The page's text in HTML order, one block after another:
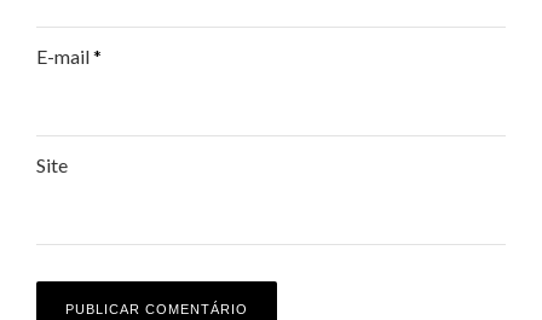
E-mail*
Site